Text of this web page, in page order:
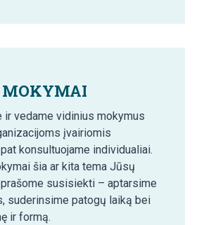
ir vedame vidinius mokymus
įvairiomis
konsultuojame individualiai.
šia ar kita tema Jūsų
susisiekti – aptarsime
suderinsime patogų laiką bei
ir formą.